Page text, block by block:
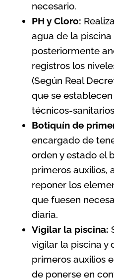
necesario.
PH y Cloro:
agua de la piscina
posteriormente
registros los
(Según Real
que se
técnicos-
Botiquín de
encargado de
orden y estado el
primeros auxilios,
reponer los
que fuesen
diaria.
Vigilar la piscina:
vigilar la piscina y
primeros auxilios
de ponerse en